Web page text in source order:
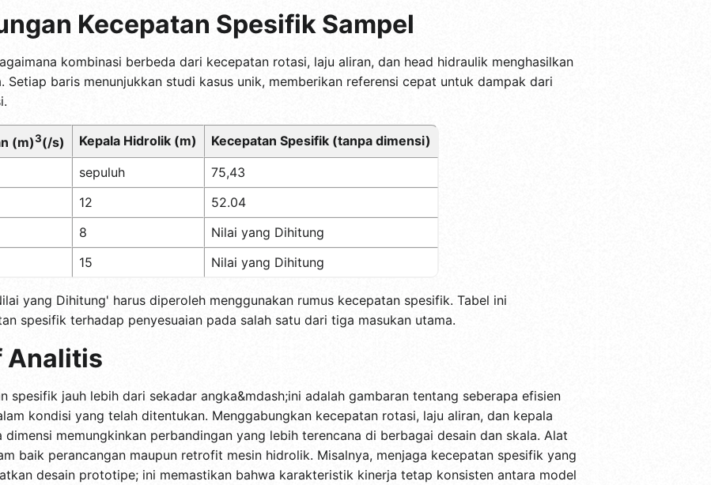
Kecepatan Spesifik Sampel
kombinasi berbeda dari kecepatan rotasi, laju aliran, dan head hidraulik menghasilkan
baris menunjukkan studi kasus unik, memberikan referensi cepat untuk dampak dari
(m)3(/s) Kepala Hidrolik (m)
Kecepatan Spesifik (tanpa dimensi)
sepuluh
75,43
12
52.04
8
Nilai yang Dihitung
15 Nilai yang Dihitung
yang Dihitung' harus diperoleh menggunakan rumus kecepatan spesifik. Tabel ini
spesifik terhadap penyesuaian pada salah satu dari tiga masukan utama.
Analitis
spesifik jauh lebih dari sekadar angka&mdash;ini adalah gambaran tentang seberapa efisien
kondisi yang telah ditentukan. Menggabungkan kecepatan rotasi, laju aliran, dan kepala
memungkinkan perbandingan yang lebih terencana di berbagai desain dan skala. Alat
baik perancangan maupun retrofit mesin hidrolik. Misalnya, menjaga kecepatan spesifik yang
desain prototipe; ini memastikan bahwa karakteristik kinerja tetap konsisten antara model